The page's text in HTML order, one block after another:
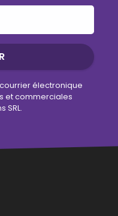
électronique
et commerciales
SRL.